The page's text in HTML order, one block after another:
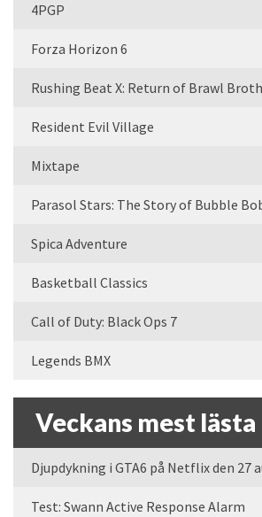
4PGP
Forza Horizon 6
Rushing Beat X: Return of Brawl
Resident Evil Village
Mixtape
Parasol Stars: The Story of Bubble
Spica Adventure
Basketball Classics
Call of Duty: Black Ops 7
Legends BMX
Veckans mest lästa
Djupdykning i GTA6 på Netflix den 27
Test: Swann Active Response Alarm